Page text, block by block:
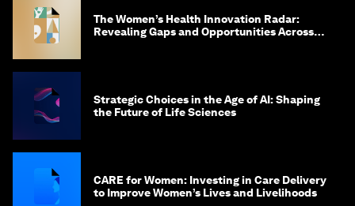
The Women’s Health Innovation Radar:
Revealing Gaps and Opportunities Across
Strategic Choices in the Age of AI: Shaping
the Future of Life Sciences
CARE for Women: Investing in Care Delivery
to Improve Women’s Lives and Livelihoods